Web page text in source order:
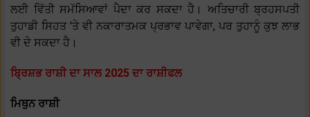
ਲਈ ਵਿੱਤੀ ਸਮੱਸਿਆਵਾਂ ਪੈਦਾ ਕਰ ਸਕਦਾ ਹੈ। ਅਤਿਚਾਰੀ ਬ੍ਰਹਸਪਤੀ
ਤੁਹਾਡੀ ਸਿਹਤ 'ਤੇ ਵੀ ਨਕਾਰਾਤਮਕ ਪ੍ਰਭਾਵ ਪਾਵੇਗਾ, ਪਰ ਤੁਹਾਨੂੰ ਕੁਝ ਲਾਭ
ਵੀ ਦੇ ਸਕਦਾ ਹੈ।
ਬ੍ਰਿਸ਼ਭ ਰਾਸ਼ੀ ਦਾ ਸਾਲ 2025 ਦਾ ਰਾਸ਼ੀਫਲ
ਮਿਥੁਨ ਰਾਸ਼ੀ